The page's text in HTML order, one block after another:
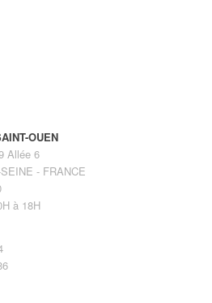
OUEN
Allée 6
- FRANCE
à 18H